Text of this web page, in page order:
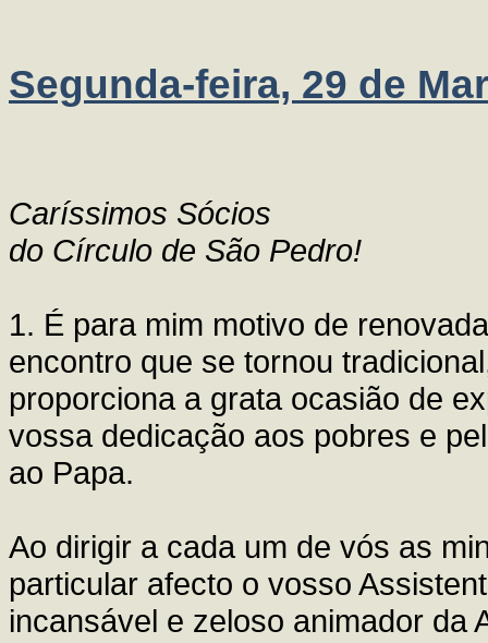
Segunda-feira, 29 de
Caríssimos Sócios
do Círculo de São Pedro!
1. É para mim motivo de
encontro que se tornou
proporciona a grata ocasião de
vossa dedicação aos pobres e
ao Papa.
Ao dirigir a cada um de vós as
particular afecto o vosso
incansável e zeloso animador da